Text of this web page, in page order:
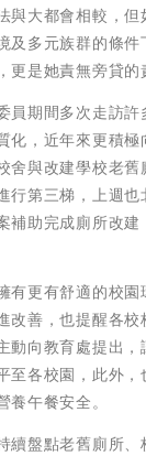
與大都會相較，但
及多元族群的條件
是她責無旁貸的
員期間多次走訪
化，近年來更積
舍與改建學校老舊
行第三梯，上週也
補助完成廁所改
有更有舒適的校園
改善，也提醒各
動向教育處提出，
至各校園，此外
午餐安全。
續盤點老舊廁所